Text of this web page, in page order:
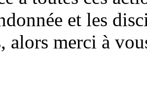
et les
alors merci à